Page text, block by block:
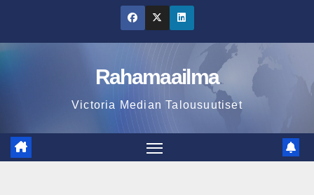
content
Rahamaailma
Victoria Median Talousuutiset